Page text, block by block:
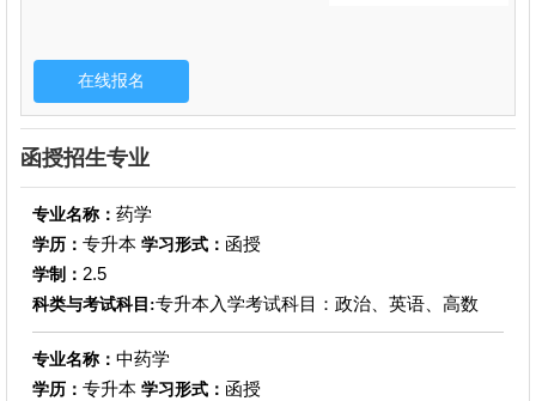
函授招生专业
专业名称： 药学
学历： 专升本 学习形式： 函授
学制： 2.5
科类与考试科目:专升本入学考试科目：政治、英语、高数
专业名称： 中药学
学历： 专升本 学习形式： 函授